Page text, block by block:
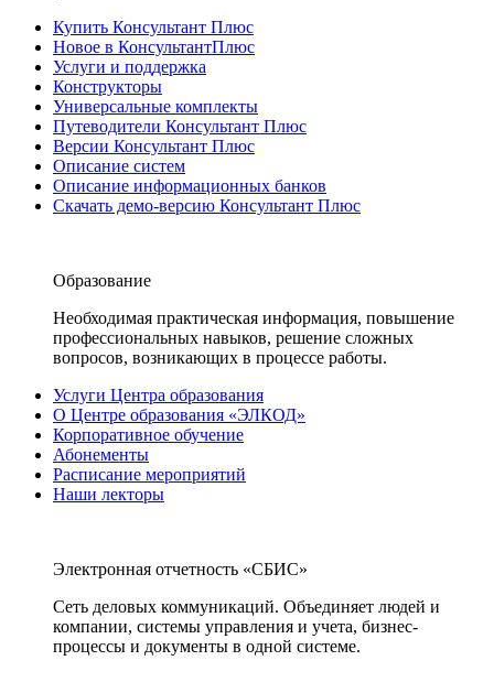
Купить Консультант Плюс
Новое в КонсультантПлюс
Услуги и поддержка
Конструкторы
Универсальные комплекты
Путеводители Консультант Плюс
Версии Консультант Плюс
Описание систем
Описание информационных банков
Скачать демо-версию Консультант Плюс
Образование
Необходимая практическая информация, повышение
профессиональных навыков, решение сложных
вопросов, возникающих в процессе работы.
Услуги Центра образования
О Центре образования «ЭЛКОД»
Корпоративное обучение
Абонементы
Расписание мероприятий
Наши лекторы
Электронная отчетность «СБИС»
Сеть деловых коммуникаций. Объединяет людей и
компании, системы управления и учета, бизнес-
процессы и документы в одной системе.